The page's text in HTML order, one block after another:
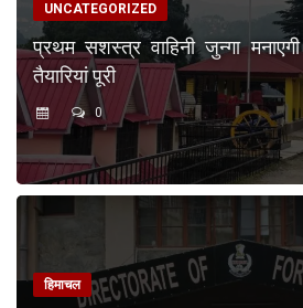
UNCATEGORIZED
प्रथम सशस्त्र वाहिनी जुन्गा
तैयारियां पूरी
0
हिमाचल